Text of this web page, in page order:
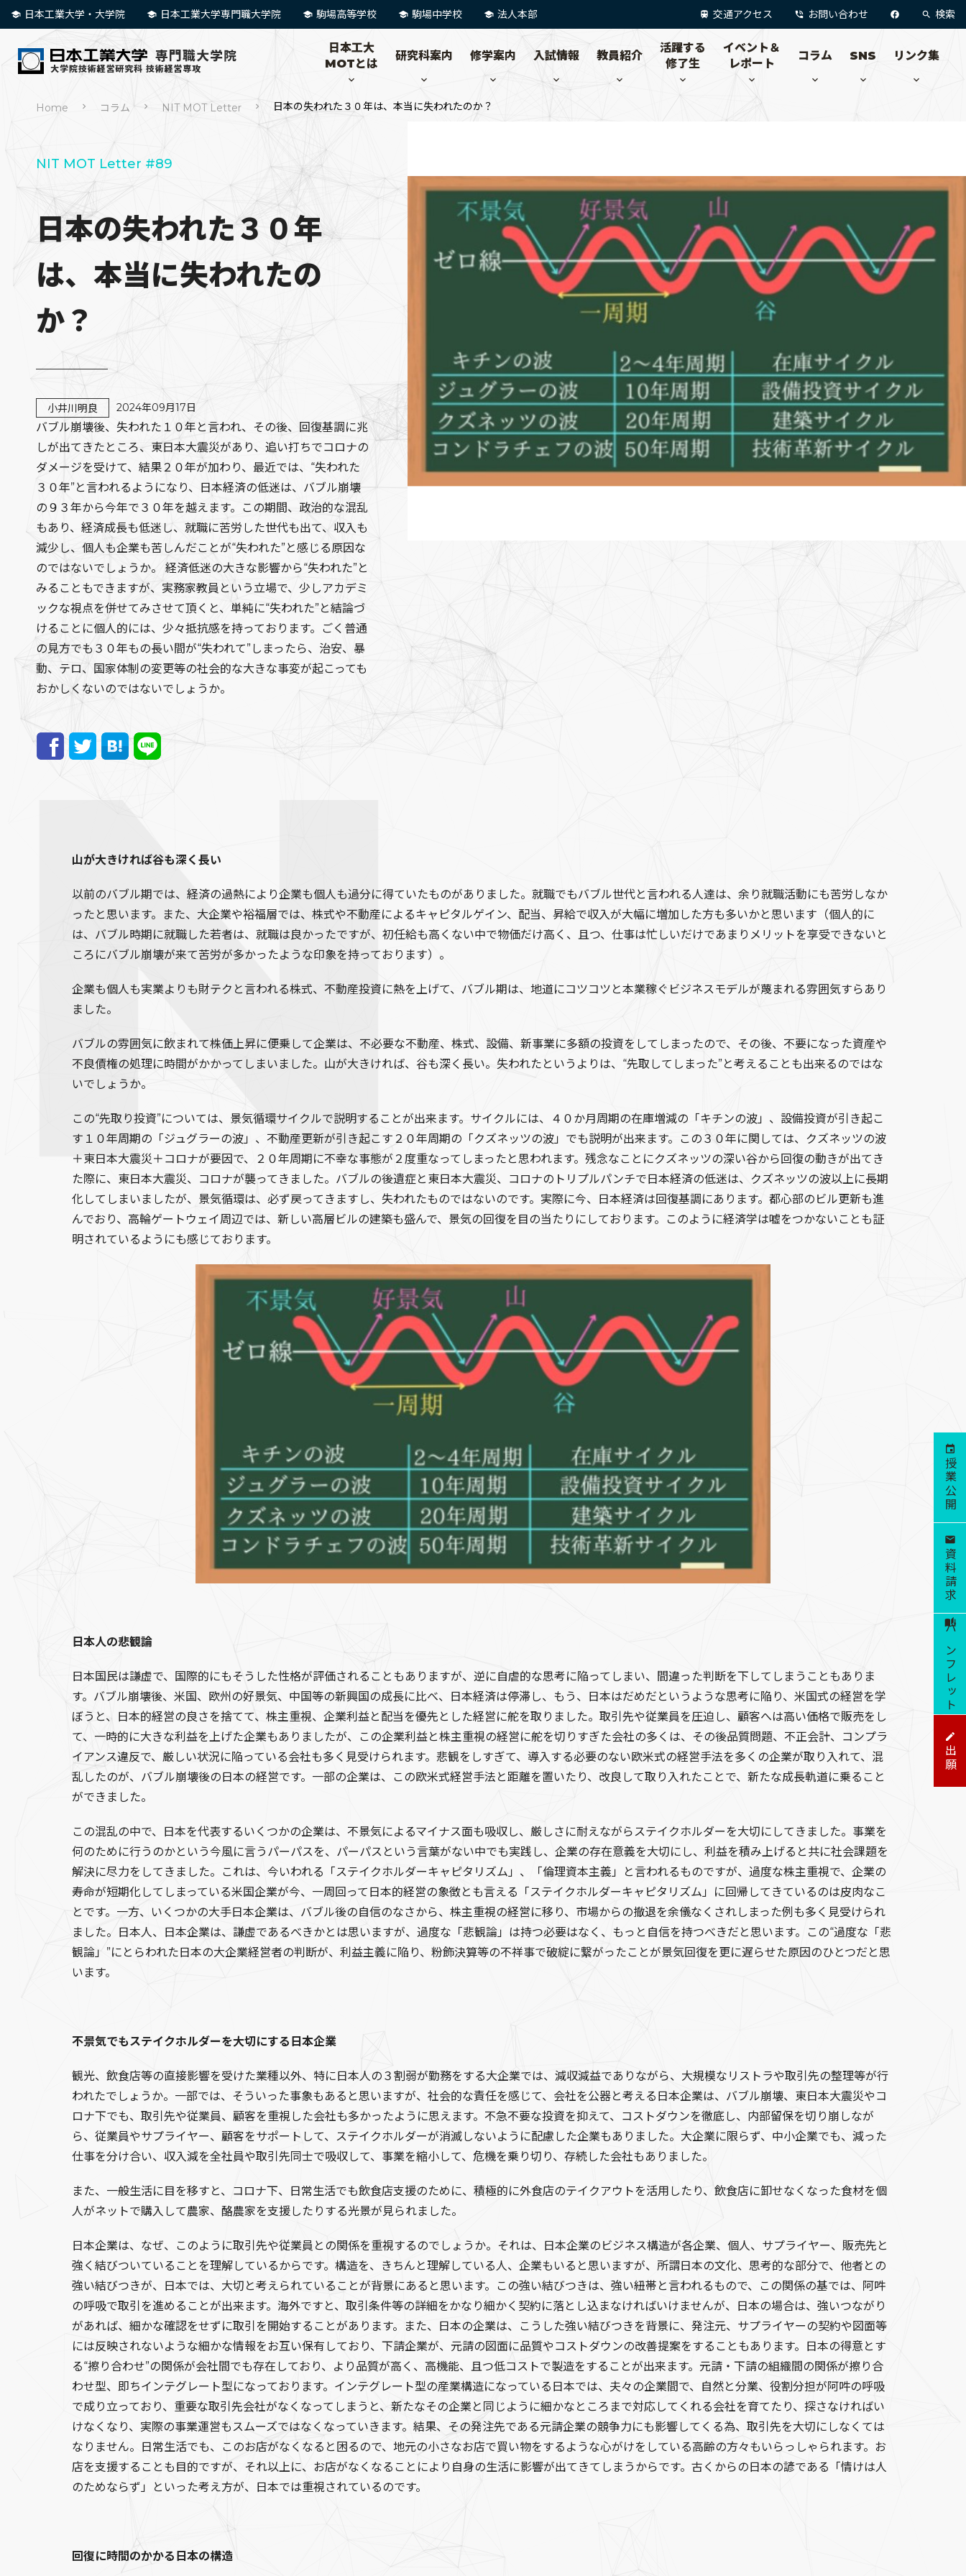
日本工業大学・大学院 日本工業大学専門職大学院 駒場高等学校 駒場中学校 法人本部 交通アクセス お問い合わせ 検索
日本工大
MOTとは
研究科案内 修学案内 入試情報 教員紹介
活躍する
修了生
イベント＆
レポート
コラム SNS リンク集
Home コラム NIT MOT Letter 日本の失われた３０年は、本当に失われたのか？
NIT MOT Letter #89
日本の失われた３０年
は、本当に失われたの
か？
小井川明良 2024年09月17日
バブル崩壊後、失われた１０年と言われ、その後、回復基調に兆
しが出てきたところ、東日本大震災があり、追い打ちでコロナの
ダメージを受けて、結果２０年が加わり、最近では、“失われた
３０年”と言われるようになり、日本経済の低迷は、バブル崩壊
の９３年から今年で３０年を越えます。この期間、政治的な混乱
もあり、経済成長も低迷し、就職に苦労した世代も出て、収入も
減少し、個人も企業も苦しんだことが“失われた”と感じる原因な
のではないでしょうか。 経済低迷の大きな影響から“失われた”と
みることもできますが、実務家教員という立場で、少しアカデミ
ックな視点を併せてみさせて頂くと、単純に“失われた”と結論づ
けることに個人的には、少々抵抗感を持っております。ごく普通
の見方でも３０年もの長い間が“失われて”しまったら、治安、暴
動、テロ、国家体制の変更等の社会的な大きな事変が起こっても
おかしくないのではないでしょうか。
山が大きければ谷も深く長い
以前のバブル期では、経済の過熱により企業も個人も過分に得ていたものがありました。就職でもバブル世代と言われる人達は、余り就職活動にも苦労しなか
ったと思います。また、大企業や裕福層では、株式や不動産によるキャピタルゲイン、配当、昇給で収入が大幅に増加した方も多いかと思います（個人的に
は、バブル時期に就職した若者は、就職は良かったですが、初任給も高くない中で物価だけ高く、且つ、仕事は忙しいだけであまりメリットを享受できないと
ころにバブル崩壊が来て苦労が多かったような印象を持っております）。
企業も個人も実業よりも財テクと言われる株式、不動産投資に熱を上げて、バブル期は、地道にコツコツと本業稼ぐビジネスモデルが蔑まれる雰囲気すらあり
ました。
バブルの雰囲気に飲まれて株価上昇に便乗して企業は、不必要な不動産、株式、設備、新事業に多額の投資をしてしまったので、その後、不要になった資産や
不良債権の処理に時間がかかってしまいました。山が大きければ、谷も深く長い。失われたというよりは、“先取してしまった”と考えることも出来るのではな
いでしょうか。
この“先取り投資”については、景気循環サイクルで説明することが出来ます。サイクルには、４０か月周期の在庫増減の「キチンの波」、設備投資が引き起こ
す１０年周期の「ジュグラーの波」、不動産更新が引き起こす２０年周期の「クズネッツの波」でも説明が出来ます。この３０年に関しては、クズネッツの波
＋東日本大震災＋コロナが要因で、２０年周期に不幸な事態が２度重なってしまったと思われます。残念なことにクズネッツの深い谷から回復の動きが出てき
た際に、東日本大震災、コロナが襲ってきました。バブルの後遺症と東日本大震災、コロナのトリプルパンチで日本経済の低迷は、クズネッツの波以上に長期
化してしまいましたが、景気循環は、必ず戻ってきますし、失われたものではないのです。実際に今、日本経済は回復基調にあります。都心部のビル更新も進
んでおり、高輪ゲートウェイ周辺では、新しい高層ビルの建築も盛んで、景気の回復を目の当たりにしております。このように経済学は嘘をつかないことも証
明されているようにも感じております。
日本人の悲観論
日本国民は謙虚で、国際的にもそうした性格が評価されることもありますが、逆に自虐的な思考に陥ってしまい、間違った判断を下してしまうこともありま
す。バブル崩壊後、米国、欧州の好景気、中国等の新興国の成長に比べ、日本経済は停滞し、もう、日本はだめだというような思考に陥り、米国式の経営を学
ぼうと、日本的経営の良さを捨てて、株主重視、企業利益と配当を優先とした経営に舵を取りました。取引先や従業員を圧迫し、顧客へは高い価格で販売をし
て、一時的に大きな利益を上げた企業もありましたが、この企業利益と株主重視の経営に舵を切りすぎた会社の多くは、その後品質問題、不正会計、コンプラ
イアンス違反で、厳しい状況に陥っている会社も多く見受けられます。悲観をしすぎて、導入する必要のない欧米式の経営手法を多くの企業が取り入れて、混
乱したのが、バブル崩壊後の日本の経営です。一部の企業は、この欧米式経営手法と距離を置いたり、改良して取り入れたことで、新たな成長軌道に乗ること
ができました。
この混乱の中で、日本を代表するいくつかの企業は、不景気によるマイナス面も吸収し、厳しさに耐えながらステイクホルダーを大切にしてきました。事業を
何のために行うのかという今風に言うパーパスを、パーパスという言葉がない中でも実践し、企業の存在意義を大切にし、利益を積み上げると共に社会課題を
解決に尽力をしてきました。これは、今いわれる「ステイクホルダーキャピタリズム」、「倫理資本主義」と言われるものですが、過度な株主重視で、企業の
寿命が短期化してしまっている米国企業が今、一周回って日本的経営の象徴とも言える「ステイクホルダーキャピタリズム」に回帰してきているのは皮肉なこ
とです。一方、いくつかの大手日本企業は、バブル後の自信のなさから、株主重視の経営に移り、市場からの撤退を余儀なくされしまった例も多く見受けられ
ました。日本人、日本企業は、謙虚であるべきかとは思いますが、過度な「悲観論」は持つ必要はなく、もっと自信を持つべきだと思います。この“過度な「悲
観論」”にとらわれた日本の大企業経営者の判断が、利益主義に陥り、粉飾決算等の不祥事で破綻に繋がったことが景気回復を更に遅らせた原因のひとつだと思
います。
不景気でもステイクホルダーを大切にする日本企業
観光、飲食店等の直接影響を受けた業種以外、特に日本人の３割弱が勤務をする大企業では、減収減益でありながら、大規模なリストラや取引先の整理等が行
われたでしょうか。一部では、そういった事象もあると思いますが、社会的な責任を感じて、会社を公器と考える日本企業は、バブル崩壊、東日本大震災やコ
ロナ下でも、取引先や従業員、顧客を重視した会社も多かったように思えます。不急不要な投資を抑えて、コストダウンを徹底し、内部留保を切り崩しなが
ら、従業員やサプライヤー、顧客をサポートして、ステイクホルダーが消滅しないように配慮した企業もありました。大企業に限らず、中小企業でも、減った
仕事を分け合い、収入減を全社員や取引先同士で吸収して、事業を縮小して、危機を乗り切り、存続した会社もありました。
また、一般生活に目を移すと、コロナ下、日常生活でも飲食店支援のために、積極的に外食店のテイクアウトを活用したり、飲食店に卸せなくなった食材を個
人がネットで購入して農家、酪農家を支援したりする光景が見られました。
日本企業は、なぜ、このように取引先や従業員との関係を重視するのでしょうか。それは、日本企業のビジネス構造が各企業、個人、サプライヤー、販売先と
強く結びついていることを理解しているからです。構造を、きちんと理解している人、企業もいると思いますが、所謂日本の文化、思考的な部分で、他者との
強い結びつきが、日本では、大切と考えられていることが背景にあると思います。この強い結びつきは、強い紐帯と言われるもので、この関係の基では、阿吽
の呼吸で取引を進めることが出来ます。海外ですと、取引条件等の詳細をかなり細かく契約に落とし込まなければいけませんが、日本の場合は、強いつながり
があれば、細かな確認をせずに取引を開始することがあります。また、日本の企業は、こうした強い結びつきを背景に、発注元、サプライヤーの契約や図面等
には反映されないような細かな情報をお互い保有しており、下請企業が、元請の図面に品質やコストダウンの改善提案をすることもあります。日本の得意とす
る“擦り合わせ”の関係が会社間でも存在しており、より品質が高く、高機能、且つ低コストで製造をすることが出来ます。元請・下請の組織間の関係が擦り合
わせ型、即ちインテグレート型になっております。インテグレート型の産業構造になっている日本では、夫々の企業間で、自然と分業、役割分担が阿吽の呼吸
で成り立っており、重要な取引先会社がなくなってしまうと、新たなその企業と同じように細かなところまで対応してくれる会社を育てたり、探さなければい
けなくなり、実際の事業運営もスムーズではなくなっていきます。結果、その発注先である元請企業の競争力にも影響してくる為、取引先を大切にしなくては
なりません。日常生活でも、このお店がなくなると困るので、地元の小さなお店で買い物をするような心がけをしている高齢の方々もいらっしゃられます。お
店を支援することも目的ですが、それ以上に、お店がなくなることにより自身の生活に影響が出てきてしまうからです。古くからの日本の諺である「情けは人
のためならず」といった考え方が、日本では重視されているのです。
回復に時間のかかる日本の構造
授業公開
資料請求
パンフレット
出願